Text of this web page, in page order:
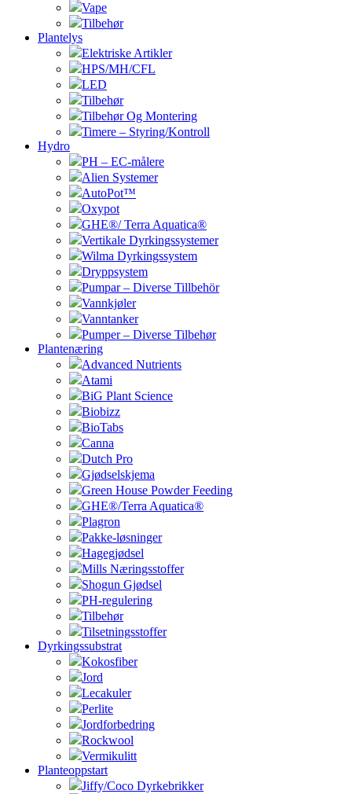
Vape
Tilbehør
Plantelys
Elektriske Artikler
HPS/MH/CFL
LED
Tilbehør
Tilbehør Og Montering
Timere – Styring/Kontroll
Hydro
PH – EC-målere
Alien Systemer
AutoPot™
Oxypot
GHE®/ Terra Aquatica®
Vertikale Dyrkingssystemer
Wilma Dyrkingssystem
Dryppsystem
Pumpar – Diverse Tillbehör
Vannkjøler
Vanntanker
Pumper – Diverse Tilbehør
Plantenæring
Advanced Nutrients
Atami
BiG Plant Science
Biobizz
BioTabs
Canna
Dutch Pro
Gjødselskjema
Green House Powder Feeding
GHE®/Terra Aquatica®
Plagron
Pakke-løsninger
Hagegjødsel
Mills Næringsstoffer
Shogun Gjødsel
PH-regulering
Tilbehør
Tilsetningsstoffer
Dyrkingssubstrat
Kokosfiber
Jord
Lecakuler
Perlite
Jordforbedring
Rockwool
Vermikulitt
Planteoppstart
Jiffy/Coco Dyrkebrikker